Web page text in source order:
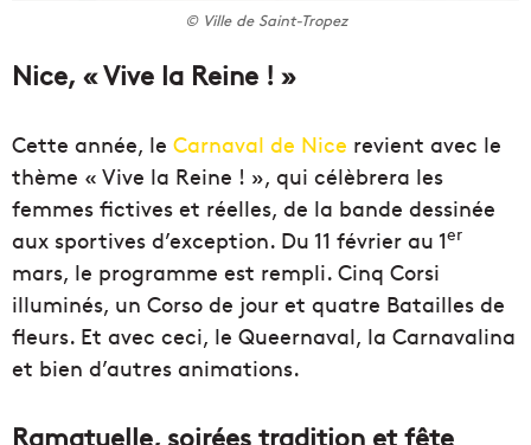
© Ville de Saint-Tropez
Nice, « Vive la Reine ! »
Cette année, le Carnaval de Nice revient avec le
thème « Vive la Reine ! », qui célèbrera les
femmes fictives et réelles, de la bande dessinée
aux sportives d’exception. Du 11 février au 1er
mars, le programme est rempli. Cinq Corsi
illuminés, un Corso de jour et quatre Batailles de
fleurs. Et avec ceci, le Queernaval, la Carnavalina
et bien d’autres animations.
Ramatuelle, soirées tradition et fête